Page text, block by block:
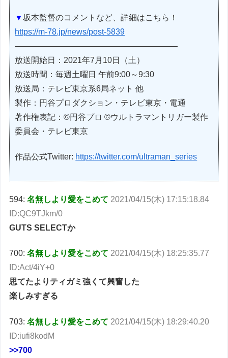
▼坂本監督のコメントなど、詳細はこちら！
https://m-78.jp/news/post-5839​
————————————————————
放送開始日：2021年7月10日（土）
放送時間：毎週土曜日 午前9:00～9:30
放送局：テレビ東京系6局ネット 他
製作：円谷プロダクション・テレビ東京・電通
著作権表記：©円谷プロ ©ウルトラマントリガー製作
委員会・テレビ東京
作品公式Twitter: https://twitter.com/ultraman_series
594:名無しより愛をこめて 2021/04/15(木) 17:15:18.84
ID:QC9TJkm/0
GUTS SELECTか
700:名無しより愛をこめて 2021/04/15(木) 18:25:35.77
ID:Act/4iY+0
思てたよりティガミ強くて興奮した
楽しみすぎる
703:名無しより愛をこめて 2021/04/15(木) 18:29:40.20
ID:iufi8kodM
>>700